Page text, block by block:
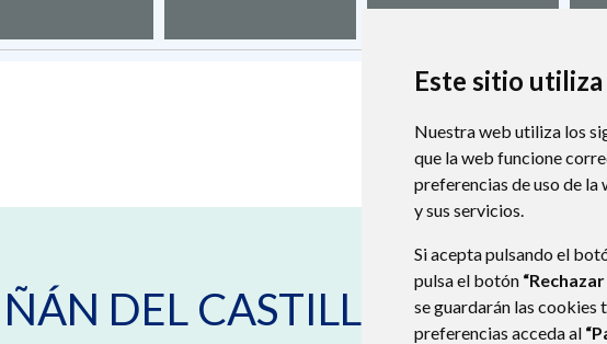
Este sitio
Nuestra web utiliza los
que la web funcione
preferencias de uso de la
y sus servicios.
Si acepta pulsando el
pulsa el botón
se guardarán las cookies
preferencias acceda al
DEL CASTILLO